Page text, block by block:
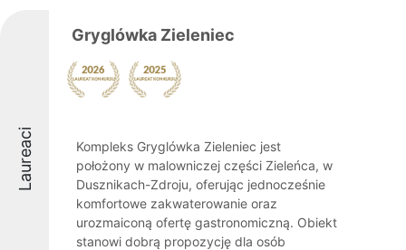
Laureaci
Gryglówka Zieleniec
Kompleks Gryglówka Zieleniec jest
położony w malowniczej części Zieleńca, w
Dusznikach-Zdroju, oferując jednocześnie
komfortowe zakwaterowanie oraz
urozmaiconą ofertę gastronomiczną. Obiekt
stanowi dobrą propozycję dla osób